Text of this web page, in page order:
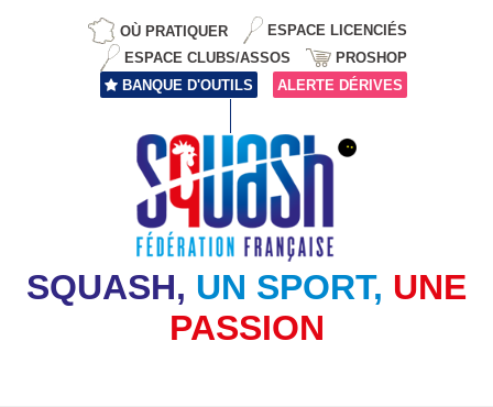
OÙ PRATIQUER
ESPACE LICENCIÉS
ESPACE CLUBS/ASSOS
PROSHOP
BANQUE D'OUTILS
ALERTE DÉRIVES
SQUASH, UN SPORT, UNE
PASSION